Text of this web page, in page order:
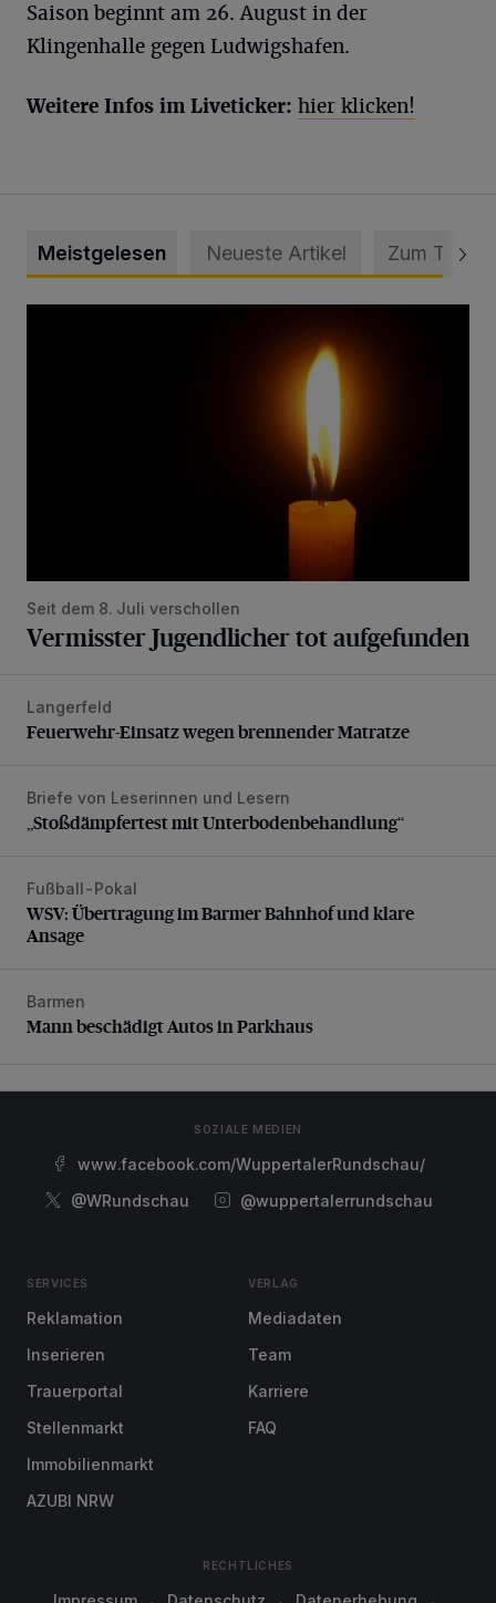
Saison beginnt am 26. August in der
Klingenhalle gegen Ludwigshafen.
Weitere Infos im Liveticker: hier klicken!
Meistgelesen Neueste Artikel Zum Thema
Seit dem 8. Juli verschollen
Vermisster Jugendlicher tot aufgefunden
Feuerwehr-Einsatz wegen brennender Matratze
Langerfeld
Feuerwehr-Einsatz wegen brennender Matratze
„Stoßdämpfertest mit Unterbodenbehandlung“
Briefe von Leserinnen und Lesern
„Stoßdämpfertest mit Unterbodenbehandlung“
WSV: Übertragung im Barmer Bahnhof und klare Ansage
Fußball-Pokal
WSV: Übertragung im Barmer Bahnhof und klare
Ansage
Mann beschädigt Autos in Parkhaus
Barmen
Mann beschädigt Autos in Parkhaus
SOZIALE MEDIEN
www.facebook.com/WuppertalerRundschau/
@WRundschau
@wuppertalerrundschau
SERVICES
Reklamation
Inserieren
Trauerportal
Stellenmarkt
Immobilienmarkt
AZUBI NRW
VERLAG
Mediadaten
Team
Karriere
FAQ
RECHTLICHES